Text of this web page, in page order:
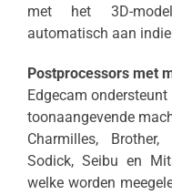
met het 3D-
automatisch aan
Postprocessors met
Edgecam
toonaangevende
Charmilles,
Sodick, Seibu en
welke worden